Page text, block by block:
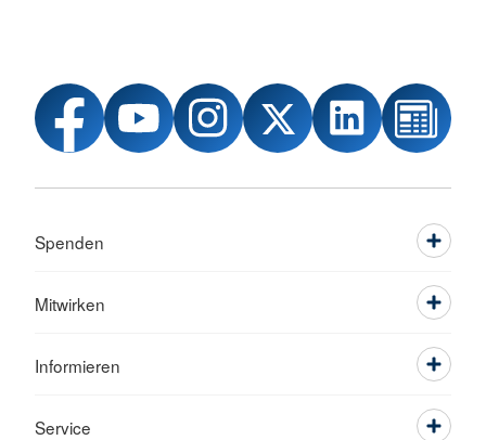
Spenden
Mitwirken
Informieren
Service